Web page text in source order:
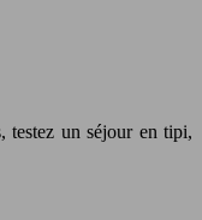
testez un séjour en tipi,